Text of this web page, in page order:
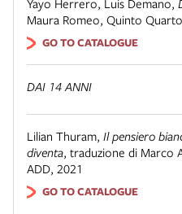
Maura Romeo, Quinto Quarto
GO TO CATALOGUE
DAI 14 ANNI
Lilian Thuram, Il pensiero
diventa, traduzione di Marco
ADD, 2021
GO TO CATALOGUE